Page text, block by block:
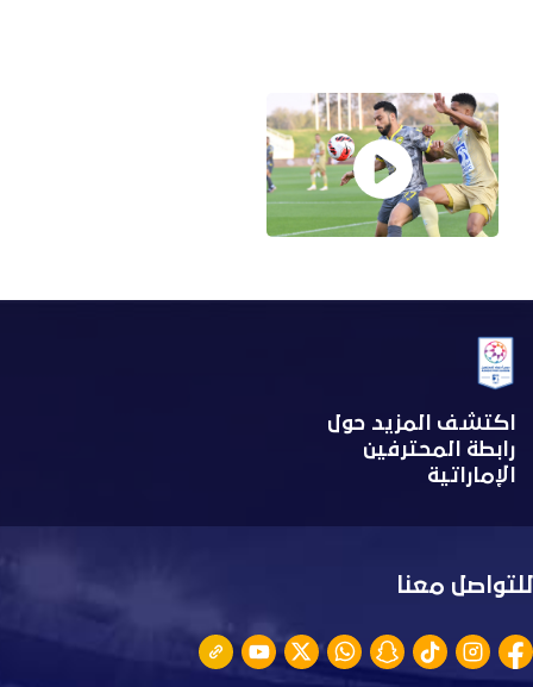
اكتشف المزيد حول
رابطة المحترفين
الإماراتية
للتواصل معنا